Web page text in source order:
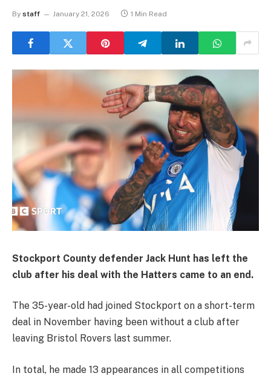
By staff January 21, 2026 1 Min Read
Stockport County defender Jack Hunt has left the
club after his deal with the Hatters came to an end.
The 35-year-old had joined Stockport on a short-term
deal in November having been without a club after
leaving Bristol Rovers last summer.
In total, he made 13 appearances in all competitions